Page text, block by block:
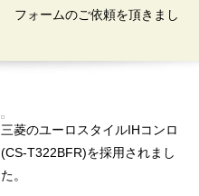
フォームのご依頼を頂きまし
三菱のユーロスタイルIHコンロ
(CS-T322BFR)を採用されまし
た。